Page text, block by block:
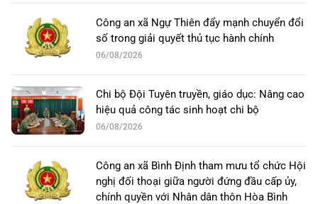
Công an xã Ngự Thiên đẩy mạnh chuyển đổi
số trong giải quyết thủ tục hành chính
06/08/2026
Chi bộ Đội Tuyên truyền, giáo dục: Nâng cao
hiệu quả công tác sinh hoạt chi bộ
06/08/2026
Công an xã Bình Định tham mưu tổ chức Hội
nghị đối thoại giữa người đứng đầu cấp ủy,
chính quyền với Nhân dân thôn Hòa Bình